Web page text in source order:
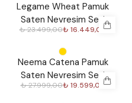
Legame Wheat Pamuk
Saten Nevresim Seti
₺ 23.499,00₺ 16.449,00
Neema Catena Pamuk
Saten Nevresim Seti
₺ 27.999,00₺ 19.599,00